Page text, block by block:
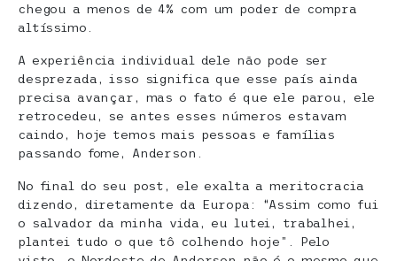
chegou a menos de 4% com um poder de compra
altíssimo.
A experiência individual dele não pode ser
desprezada, isso significa que esse país ainda
precisa avançar, mas o fato é que ele parou, ele
retrocedeu, se antes esses números estavam
caindo, hoje temos mais pessoas e famílias
passando fome, Anderson.
No final do seu post, ele exalta a meritocracia
dizendo, diretamente da Europa: “Assim como fui
o salvador da minha vida, eu lutei, trabalhei,
plantei tudo o que tô colhendo hoje”. Pelo